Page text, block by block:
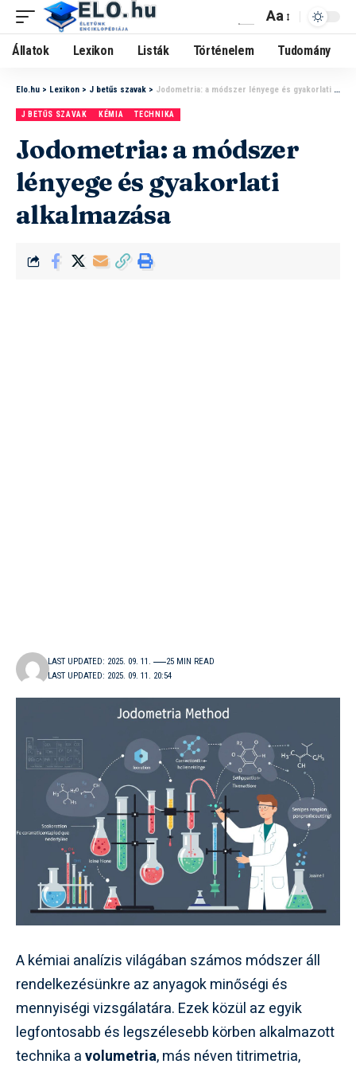
Aa
Állatok Lexikon Listák Történelem Tudomány
Elo.hu > Lexikon > J betűs szavak > Jodometria: a módszer lényege és gyakorlati alkalmazása
J BETŰS SZAVAK KÉMIA TECHNIKA
Jodometria: a módszer
lényege és gyakorlati
alkalmazása
LAST UPDATED: 2025. 09. 11. 20:54
LAST UPDATED: 2025. 09. 11. 25 MIN READ
A kémiai analízis világában számos módszer áll
rendelkezésünkre az anyagok minőségi és
mennyiségi vizsgálatára. Ezek közül az egyik
legfontosabb és legszélesebb körben alkalmazott
technika avolumetria, más néven titrimetria,